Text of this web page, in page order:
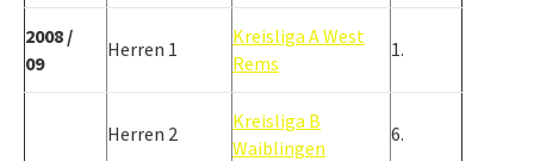
2008 /
09
Herren 1
Kreisliga A West
Rems
1.
Herren 2
Kreisliga B
Waiblingen
6.